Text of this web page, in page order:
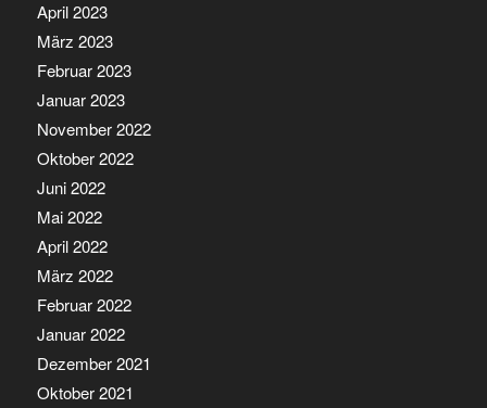
April 2023
März 2023
Februar 2023
Januar 2023
November 2022
Oktober 2022
Juni 2022
Mai 2022
April 2022
März 2022
Februar 2022
Januar 2022
Dezember 2021
Oktober 2021